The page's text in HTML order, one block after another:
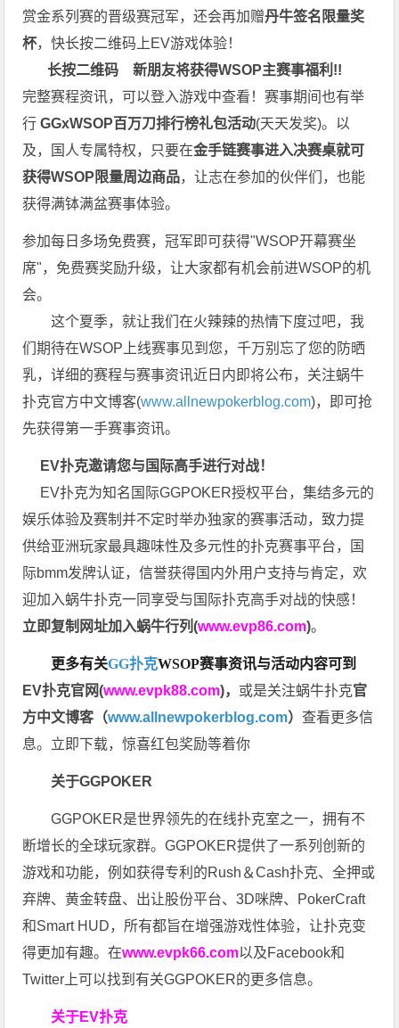
赏金系列赛的晋级赛冠军，还会再加赠丹牛签名限量奖
杯，快长按二维码上EV游戏体验！
长按二维码新朋友将获得WSOP主赛事福利!!
完整赛程资讯，可以登入游戏中查看！赛事期间也有举
行 GGxWSOP百万刀排行榜礼包活动(天天发奖)。以
及，国人专属特权，只要在金手链赛事进入决赛桌就可
获得WSOP限量周边商品，让志在参加的伙伴们，也能
获得满钵满盆赛事体验。
参加每日多场免费赛，冠军即可获得"WSOP开幕赛坐
席"，免费赛奖励升级，让大家都有机会前进WSOP的机
会。
这个夏季，就让我们在火辣辣的热情下度过吧，我
们期待在WSOP上线赛事见到您，千万别忘了您的防晒
乳，详细的赛程与赛事资讯近日内即将公布，关注蜗牛
扑克官方中文博客(www.allnewpokerblog.com)，即可抢
先获得第一手赛事资讯。
EV扑克邀请您与国际高手进行对战！
EV扑克为知名国际GGPOKER授权平台，集结多元的
娱乐体验及赛制并不定时举办独家的赛事活动，致力提
供给亚洲玩家最具趣味性及多元性的扑克赛事平台，国
际bmm发牌认证，信誉获得国内外用户支持与肯定，欢
迎加入蜗牛扑克一同享受与国际扑克高手对战的快感！
立即复制网址加入蜗牛行列(www.evp86.com)。
更多有关GG扑克WSOP赛事资讯与活动内容可到
EV扑克官网(www.evpk88.com)， 或是关注蜗牛扑克官
方中文博客（www.allnewpokerblog.com）查看更多信
息。立即下载，惊喜红包奖励等着你
关于GGPOKER
GGPOKER是世界领先的在线扑克室之一，拥有不
断增长的全球玩家群。GGPOKER提供了一系列创新的
游戏和功能，例如获得专利的Rush＆Cash扑克、全押或
弃牌、黄金转盘、出让股份平台、3D咪牌、PokerCraft
和Smart HUD，所有都旨在增强游戏性体验，让扑克变
得更加有趣。在www.evpk66.com以及Facebook和
Twitter上可以找到有关GGPOKER的更多信息。
关于EV扑克